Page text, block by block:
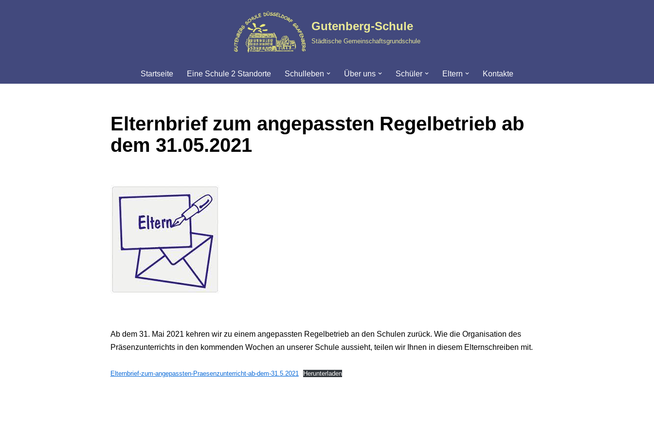
Gutenberg-Schule
Städtische Gemeinschaftsgrundschule
Startseite Eine Schule 2 Standorte Schulleben Über uns Schüler Eltern Kontakte
Elternbrief zum angepassten Regelbetrieb ab
dem 31.05.2021
Ab dem 31. Mai 2021 kehren wir zu einem angepassten Regelbetrieb an den Schulen zurück. Wie die Organisation des
Präsenzunterrichts in den kommenden Wochen an unserer Schule aussieht, teilen wir Ihnen in diesem Elternschreiben mit.
Elternbrief-zum-angepassten-Praesenzunterricht-ab-dem-31.5.2021 Herunterladen